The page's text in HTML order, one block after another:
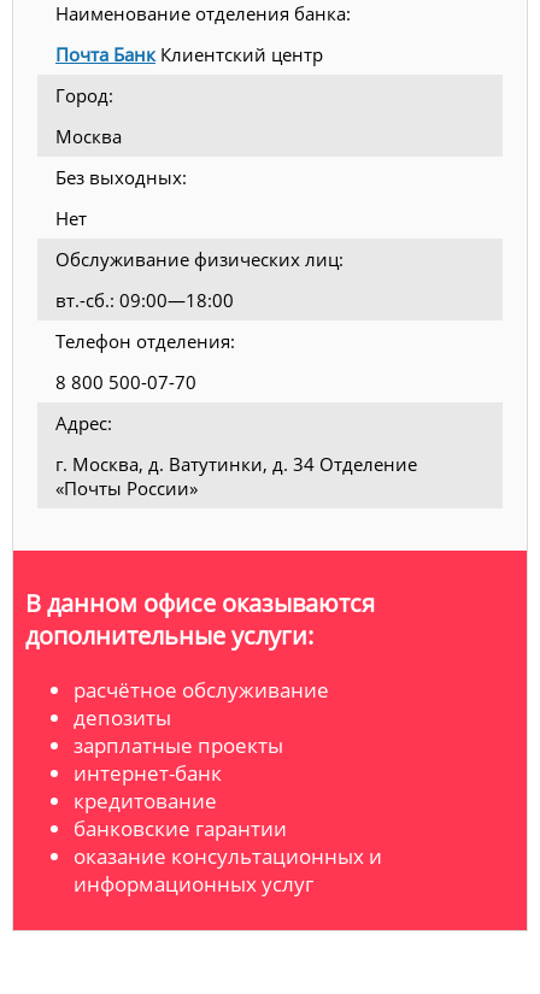
Наименование отделения банка:
Почта БанкКлиентский центр
Город:
Москва
Без выходных:
Нет
Обслуживание физических лиц:
вт.-сб.: 09:00—18:00
Телефон отделения:
8 800 500-07-70
Адрес:
г. Москва, д. Ватутинки, д. 34 Отделение
«Почты России»
В данном офисе оказываются
дополнительные услуги:
расчётное обслуживание
депозиты
зарплатные проекты
интернет-банк
кредитование
банковские гарантии
оказание консультационных и
информационных услуг